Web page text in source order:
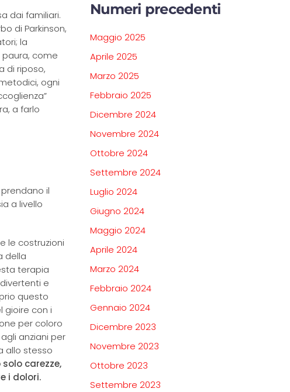
dai familiari.
di Parkinson,
la
come
di riposo,
ogni
a farlo
il
a livello
le costruzioni
della
terapia
e
questo
gioire con i
per coloro
anziani per
allo stesso
carezze,
i dolori.
Numeri precedenti
Maggio 2025
Aprile 2025
Marzo 2025
Febbraio 2025
Dicembre 2024
Novembre 2024
Ottobre 2024
Settembre 2024
Luglio 2024
Giugno 2024
Maggio 2024
Aprile 2024
Marzo 2024
Febbraio 2024
Gennaio 2024
Dicembre 2023
Novembre 2023
Ottobre 2023
Settembre 2023